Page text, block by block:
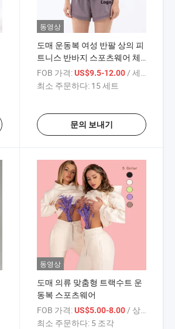
동영상
도매 운동복 여성 반팔 상의 피
트니스 반바지 스포츠웨어 체
육관 의류 운동용 요가 세트
FOB 가격: US$9.5-12.00/ 세트
최소 주문하다: 15 세트
문의 보내기
동영상
도매 의류 맞춤형 트랙수트 운
동복 스포츠웨어
FOB 가격: US$5.00-8.00 / 상품
최소 주문하다: 5 조각